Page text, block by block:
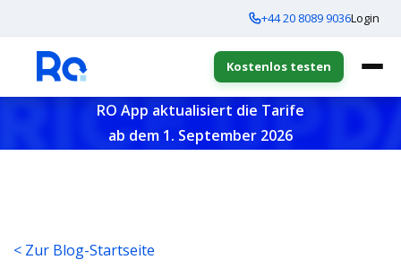
+44 20 8089 9036Login
Kostenlos testen
RO App aktualisiert die Tarife
ab dem 1. September 2026
< Zur Blog-Startseite